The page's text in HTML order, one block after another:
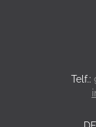
Telf.: